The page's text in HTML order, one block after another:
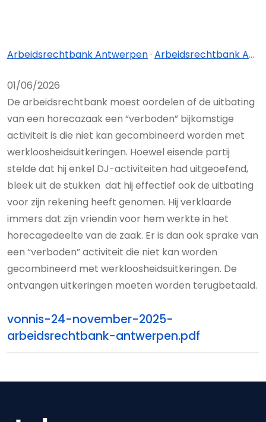
Arbeidsrechtbank Antwerpen· Arbeidsrechtbank Antwerpen - afdeling Antwerpen
01/06/2026
De arbeidsrechtbank moest oordelen of de uitbating
van een horecazaak een “verboden” bijkomstige
activiteit is die niet kan gecombineerd worden met
werkloosheidsuitkeringen. Hoewel eisende partij
stelde dat hij enkel DJ-activiteiten had uitgeoefend,
bleek uit de stukken dat hij effectief ook de uitbating
voor zijn rekening heeft genomen. Hij verklaarde
immers dat zijn vriendin voor hem werkte in het
horecagedeelte van de zaak. Er is dan ook sprake van
een “verboden” activiteit die niet kan worden
gecombineerd met werkloosheidsuitkeringen. De
ontvangen uitkeringen moeten worden terugbetaald.
vonnis-24-november-2025-
arbeidsrechtbank-antwerpen.pdf